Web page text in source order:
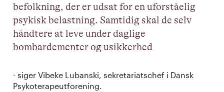
befolkning, der er udsat for en uforståelig
psykisk belastning. Samtidig skal de selv
håndtere at leve under daglige
bombardementer og usikkerhed
- siger Vibeke Lubanski, sekretariatschef i Dansk
Psykoterapeutforening.